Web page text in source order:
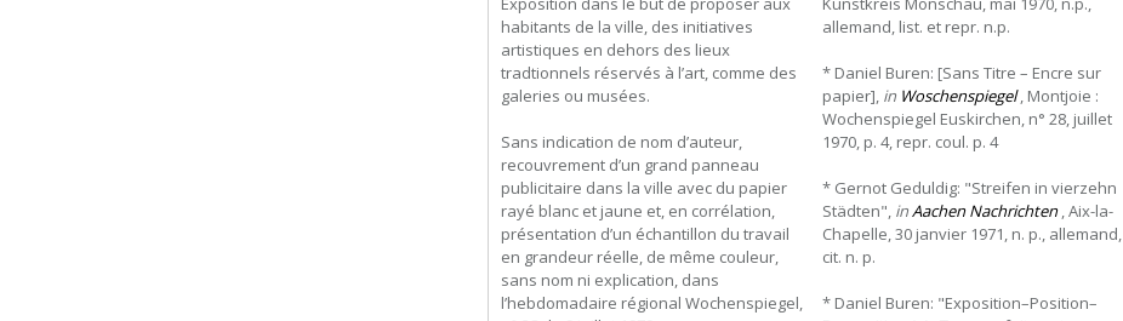
habitants de la ville, des initiatives
artistiques en dehors des lieux
tradtionnels réservés à l’art, comme des
galeries ou musées.
Sans indication de nom d’auteur,
recouvrement d’un grand panneau
publicitaire dans la ville avec du papier
rayé blanc et jaune et, en corrélation,
présentation d’un échantillon du travail
en grandeur réelle, de même couleur,
sans nom ni explication, dans
l’hebdomadaire régional Wochenspiegel,
allemand, list. et repr. n.p.
* Daniel Buren: [Sans Titre – Encre sur
papier], in Woschenspiegel, Montjoie :
Wochenspiegel Euskirchen, n° 28, juillet
1970, p. 4, repr. coul. p. 4
* Gernot Geduldig: "Streifen in vierzehn
Städten", inAachen Nachrichten, Aix-la-
Chapelle, 30 janvier 1971, n. p., allemand,
cit. n. p.
* Daniel Buren: "Exposition–Position–